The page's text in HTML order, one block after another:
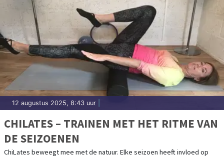
12 augustus 2025, 8:43 uur
CHILATES – TRAINEN MET HET RITME VAN
DE SEIZOENEN
ChiLates beweegt mee met de natuur. Elke seizoen heeft invloed op